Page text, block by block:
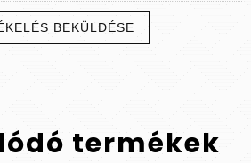
BEKÜLDÉSE
termékek